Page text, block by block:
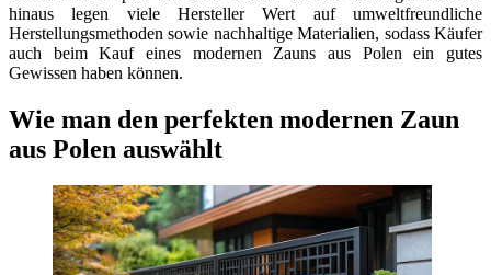
hinaus legen viele Hersteller Wert auf umweltfreundliche
Herstellungsmethoden sowie nachhaltige Materialien, sodass Käufer
auch beim Kauf eines modernen Zauns aus Polen ein gutes
Gewissen haben können.
Wie man den perfekten modernen Zaun
aus Polen auswählt